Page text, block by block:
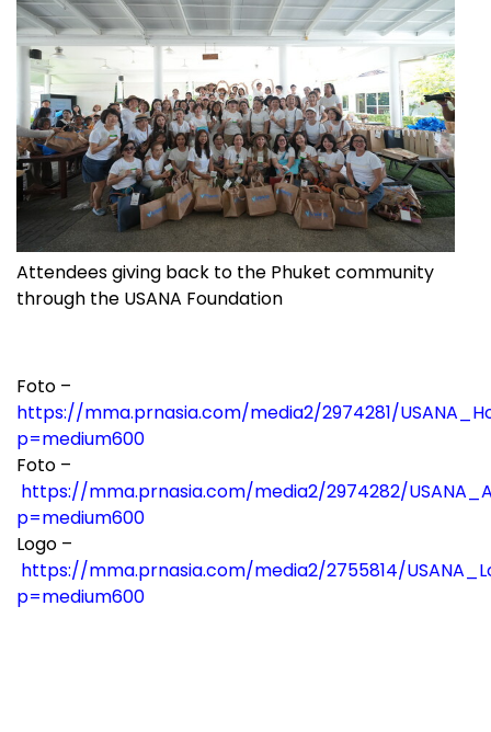
Attendees giving back to the Phuket community
through the USANA Foundation
Foto –
https://mma.prnasia.com/media2/2974281/
p=medium600
Foto –
https://mma.prnasia.com/media2/2974282/
p=medium600
Logo –
https://mma.prnasia.com/media2/2755814/
p=medium600